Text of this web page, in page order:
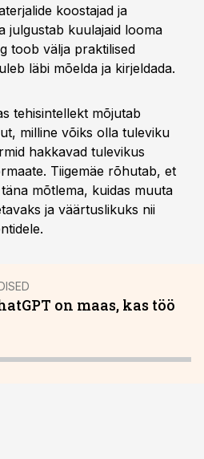
koostajad ja
julgustab kuulajaid looma
toob välja praktilised
läbi mõelda ja kirjeldada.
tehisintellekt mõjutab
milline võiks olla tuleviku
hakkavad tulevikus
Tiigemäe rõhutab, et
mõtlema, kuidas muuta
ja väärtuslikuks nii
on maas, kas töö